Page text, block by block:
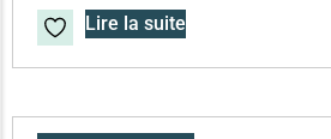
Lire la suite